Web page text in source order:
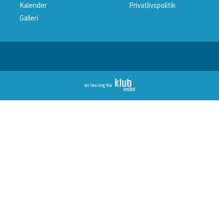
Kalender
Privatlivspolitik
Galleri